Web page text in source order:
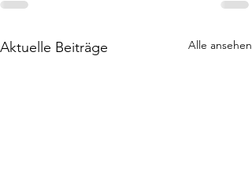
Aktuelle Beiträge Alle ansehen